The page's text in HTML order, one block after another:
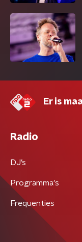
Er is
Radio
DJ’s
Programma's
Frequenties